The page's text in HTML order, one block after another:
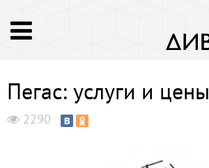
Пегас: услуги и цены
2290